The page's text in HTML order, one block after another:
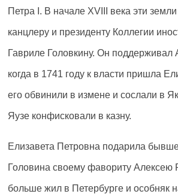
Петра I. В начале XVIII века эти
канцлеру и президенту Коллегии
Гавриле Головкину. Он поддерживал
когда в 1741 году к власти пришла
его обвинили в измене и сослали в
Яузе конфисковали в казну.
Елизавета Петровна подарила
Головина своему фавориту Алексею
больше жил в Петербурге и особняк